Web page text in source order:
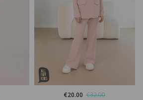
€20.00 €32.00